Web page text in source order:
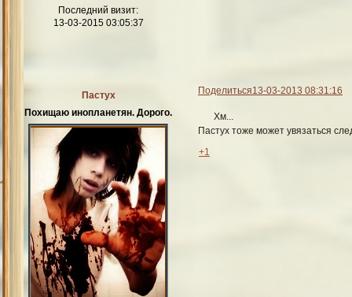
Последний визит:
13-03-2015 03:05:37
Поделиться13-03-2013 08:31:16
Пастух
Похищаю инопланетян. Дорого.
Хм...
Пастух тоже может увязаться
+1